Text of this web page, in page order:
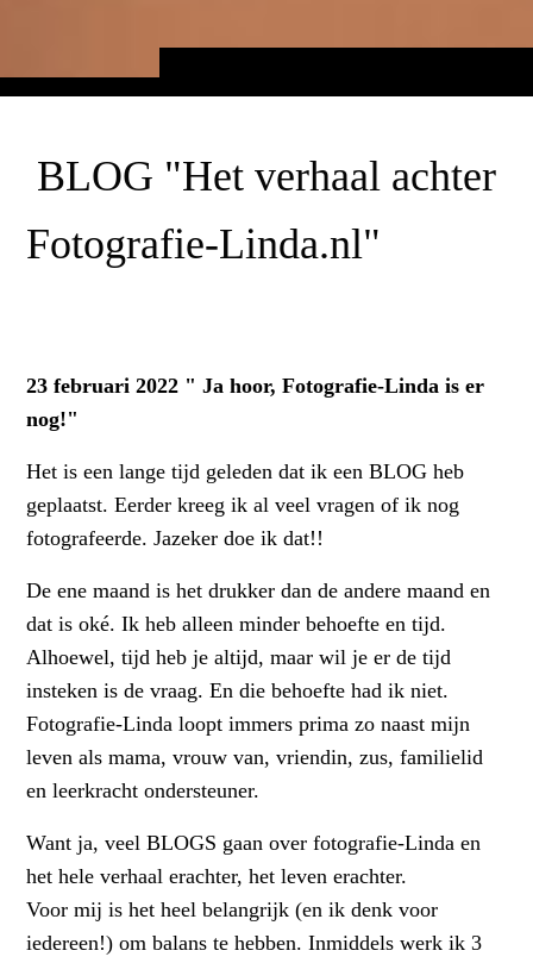
BLOG "Het verhaal achter
Fotografie-Linda.nl"
23 februari 2022 " Ja hoor, Fotografie-Linda is er
nog!"
Het is een lange tijd geleden dat ik een BLOG heb
geplaatst. Eerder kreeg ik al veel vragen of ik nog
fotografeerde. Jazeker doe ik dat!!
De ene maand is het drukker dan de andere maand en
dat is oké. Ik heb alleen minder behoefte en tijd.
Alhoewel, tijd heb je altijd, maar wil je er de tijd
insteken is de vraag. En die behoefte had ik niet.
Fotografie-Linda loopt immers prima zo naast mijn
leven als mama, vrouw van, vriendin, zus, familielid
en leerkracht ondersteuner.
Want ja, veel BLOGS gaan over fotografie-Linda en
het hele verhaal erachter, het leven erachter.
Voor mij is het heel belangrijk (en ik denk voor
iedereen!) om balans te hebben. Inmiddels werk ik 3